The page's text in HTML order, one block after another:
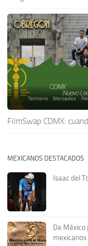
FilmSwap CDMX:
MEXICANOS DESTACADOS
Isaac del
De México
mexicanos